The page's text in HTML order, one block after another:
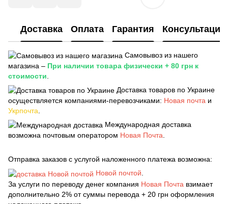
Доставка Оплата Гарантия Консультация
Самовывоз из нашего
магазина – При наличии товара физически + 80 грн к
стоимости
Доставка товаров по Украине
осуществляется компаниями-перевозчиками: Новая почта и
Укрпочта
Международная доставка
возможна почтовым оператором Новая Почта.
Отправка заказов с услугой наложенного платежа возможна:
Новой почтой.
За услуги по переводу денег компания Новая Почта взимает
дополнительно 2% от суммы перевода + 20 грн оформления